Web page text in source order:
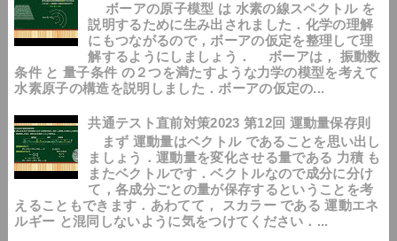
ボーアの原子模型 は 水素の線スペクトル を
説明するために生み出されました．化学の理解
にもつながるので，ボーアの仮定を整理して理
解するようにしましょう． ボーアは， 振動数
条件 と 量子条件 の２つを満たすような力学の模型を考えて
水素原子の構造を説明しました．ボーアの仮定の...
共通テスト直前対策2023 第12回 運動量保存則
まず 運動量はベクトル であることを思い出し
ましょう．運動量を変化させる量である 力積 も
またベクトルです．ベクトルなので成分に分け
て，各成分ごとの量が保存するということを考
えることもできます．あわてて， スカラー である 運動エネ
ルギー と混同しないように気をつけてください．...